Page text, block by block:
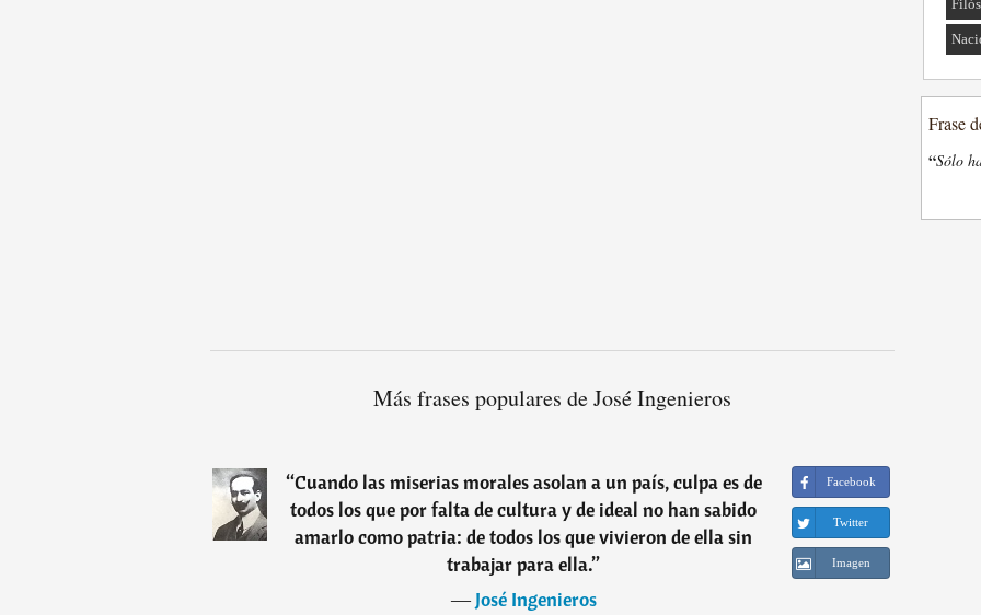
Más frases populares de José Ingenieros
“Cuando las miserias morales asolan a un país, culpa es de
todos los que por falta de cultura y de ideal no han sabido
amarlo como patria: de todos los que vivieron de ella sin
trabajar para ella.”
―José Ingenieros
Facebook
Twitter
Imagen
Frase
“Sólo